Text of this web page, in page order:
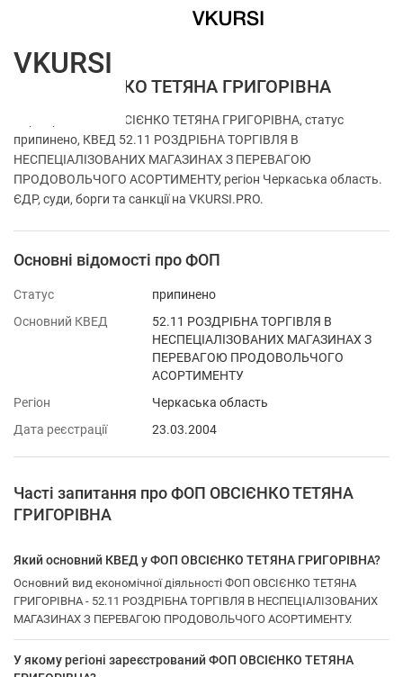
ФОП ОВСІЄНКО ТЕТЯНА ГРИГОРІВНА
Перевірка ФОП ОВСІЄНКО ТЕТЯНА ГРИГОРІВНА, статус
припинено, КВЕД 52.11 РОЗДРІБНА ТОРГІВЛЯ В
НЕСПЕЦІАЛІЗОВАНИХ МАГАЗИНАХ З ПЕРЕВАГОЮ
ПРОДОВОЛЬЧОГО АСОРТИМЕНТУ, регіон Черкаська область.
ЄДР, суди, борги та санкції на VKURSI.PRO.
Основні відомості про ФОП
Статус
припинено
Основний КВЕД
52.11 РОЗДРІБНА ТОРГІВЛЯ В
НЕСПЕЦІАЛІЗОВАНИХ МАГАЗИНАХ З
ПЕРЕВАГОЮ ПРОДОВОЛЬЧОГО
АСОРТИМЕНТУ
Регіон
Черкаська область
Дата реєстрації
23.03.2004
Часті запитання про ФОП ОВСІЄНКО ТЕТЯНА
ГРИГОРІВНА
Який основний КВЕД у ФОП ОВСІЄНКО ТЕТЯНА ГРИГОРІВНА?
Основний вид економічної діяльності ФОП ОВСІЄНКО ТЕТЯНА
ГРИГОРІВНА - 52.11 РОЗДРІБНА ТОРГІВЛЯ В НЕСПЕЦІАЛІЗОВАНИХ
МАГАЗИНАХ З ПЕРЕВАГОЮ ПРОДОВОЛЬЧОГО АСОРТИМЕНТУ.
У якому регіоні зареєстрований ФОП ОВСІЄНКО ТЕТЯНА
VKURSI